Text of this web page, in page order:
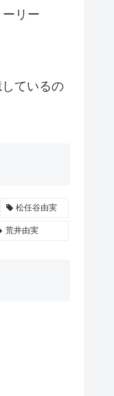
リー
ているの
松任谷由実
荒井由実